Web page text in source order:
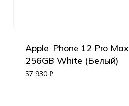
Apple iPhone 12 Pro Max
256GB White (Белый)
57 930 ₽